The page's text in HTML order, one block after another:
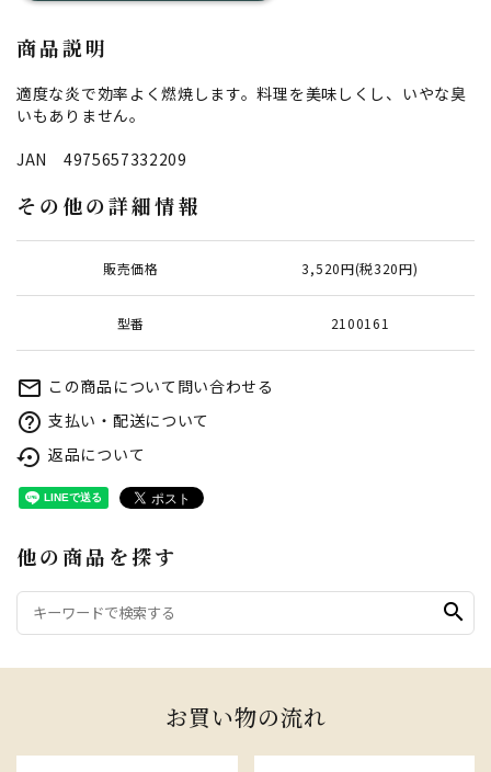
商品説明
適度な炎で効率よく燃焼します。料理を美味しくし、いやな臭
いもありません。
JAN 4975657332209
その他の詳細情報
販売価格 3,520円(税320円)
型番 2100161
mail_outline この商品について問い合わせる
help_outline 支払い・配送について
settings_backup_restore 返品について
他の商品を探す
search
お買い物の流れ